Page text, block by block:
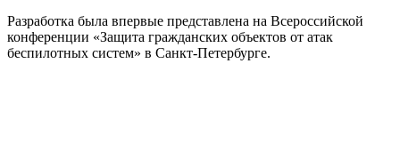
Разработка была впервые представлена на Всероссийской
конференции «Защита гражданских объектов от атак
беспилотных систем» в Санкт-Петербурге.